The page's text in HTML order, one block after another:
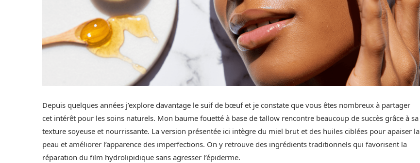
Depuis quelques années j’explore davantage le suif de bœuf et je constate que vous êtes nombreux à partager
cet intérêt pour les soins naturels. Mon baume fouetté à base de tallow rencontre beaucoup de succès grâce à sa
texture soyeuse et nourrissante. La version présentée ici intègre du miel brut et des huiles ciblées pour apaiser la
peau et améliorer l’apparence des imperfections. On y retrouve des ingrédients traditionnels qui favorisent la
réparation du film hydrolipidique sans agresser l’épiderme.